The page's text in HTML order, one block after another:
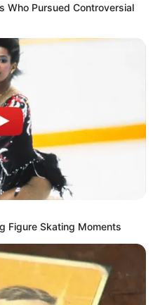
und Klöster in und im
in der Ausflugsregion
Unterrubriken der
in anderen
speziellen Suche für
Und ebenso interessant ist
Burgen Schlösser wurden
Who Pursued Controversial
Figure Skating Moments